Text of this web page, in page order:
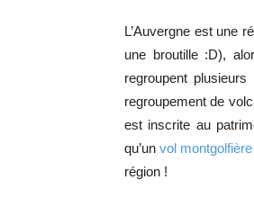
L’Auvergne est une
une broutille :D),
regroupent
regroupement de
est inscrite au
qu’unvol
région !